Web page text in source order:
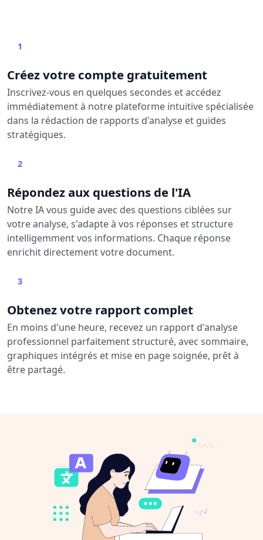
1
Créez votre compte gratuitement
Inscrivez-vous en quelques secondes et accédez
immédiatement à notre plateforme intuitive spécialisée
dans la rédaction de rapports d'analyse et guides
stratégiques.
2
Répondez aux questions de l'IA
Notre IA vous guide avec des questions ciblées sur
votre analyse, s'adapte à vos réponses et structure
intelligemment vos informations. Chaque réponse
enrichit directement votre document.
3
Obtenez votre rapport complet
En moins d'une heure, recevez un rapport d'analyse
professionnel parfaitement structuré, avec sommaire,
graphiques intégrés et mise en page soignée, prêt à
être partagé.